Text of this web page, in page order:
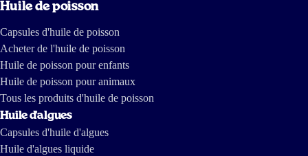
Huile de poisson
Capsules d'huile de poisson
Acheter de l'huile de poisson
Huile de poisson pour enfants
Huile de poisson pour animaux
Tous les produits d'huile de poisson
Huile d'algues
Capsules d'huile d'algues
Huile d'algues liquide